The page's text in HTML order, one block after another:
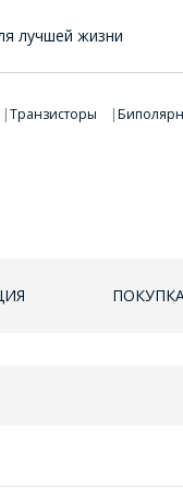
лучшей жизни
Транзисторы